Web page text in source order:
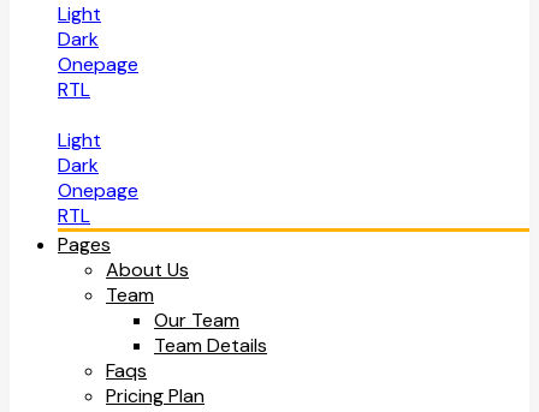
Light
Dark
Onepage
RTL
Light
Dark
Onepage
RTL
Pages
About Us
Team
Our Team
Team Details
Faqs
Pricing Plan